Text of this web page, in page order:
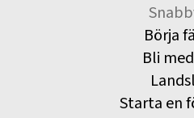
Börja
Bli
Starta en